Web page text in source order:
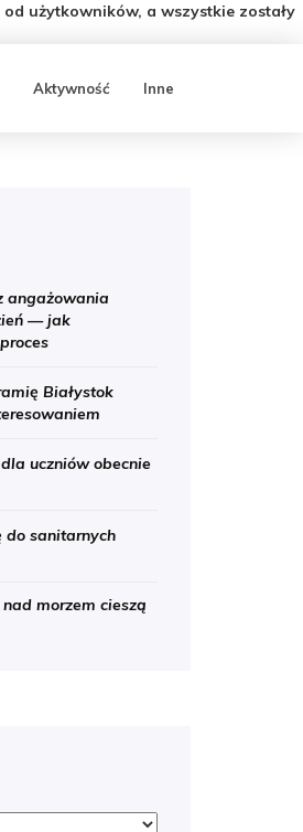
użytkowników, a wszystkie zostały
Aktywność Inne
angażowania
— jak
Białystok
uczniów obecnie
do sanitarnych
morzem cieszą